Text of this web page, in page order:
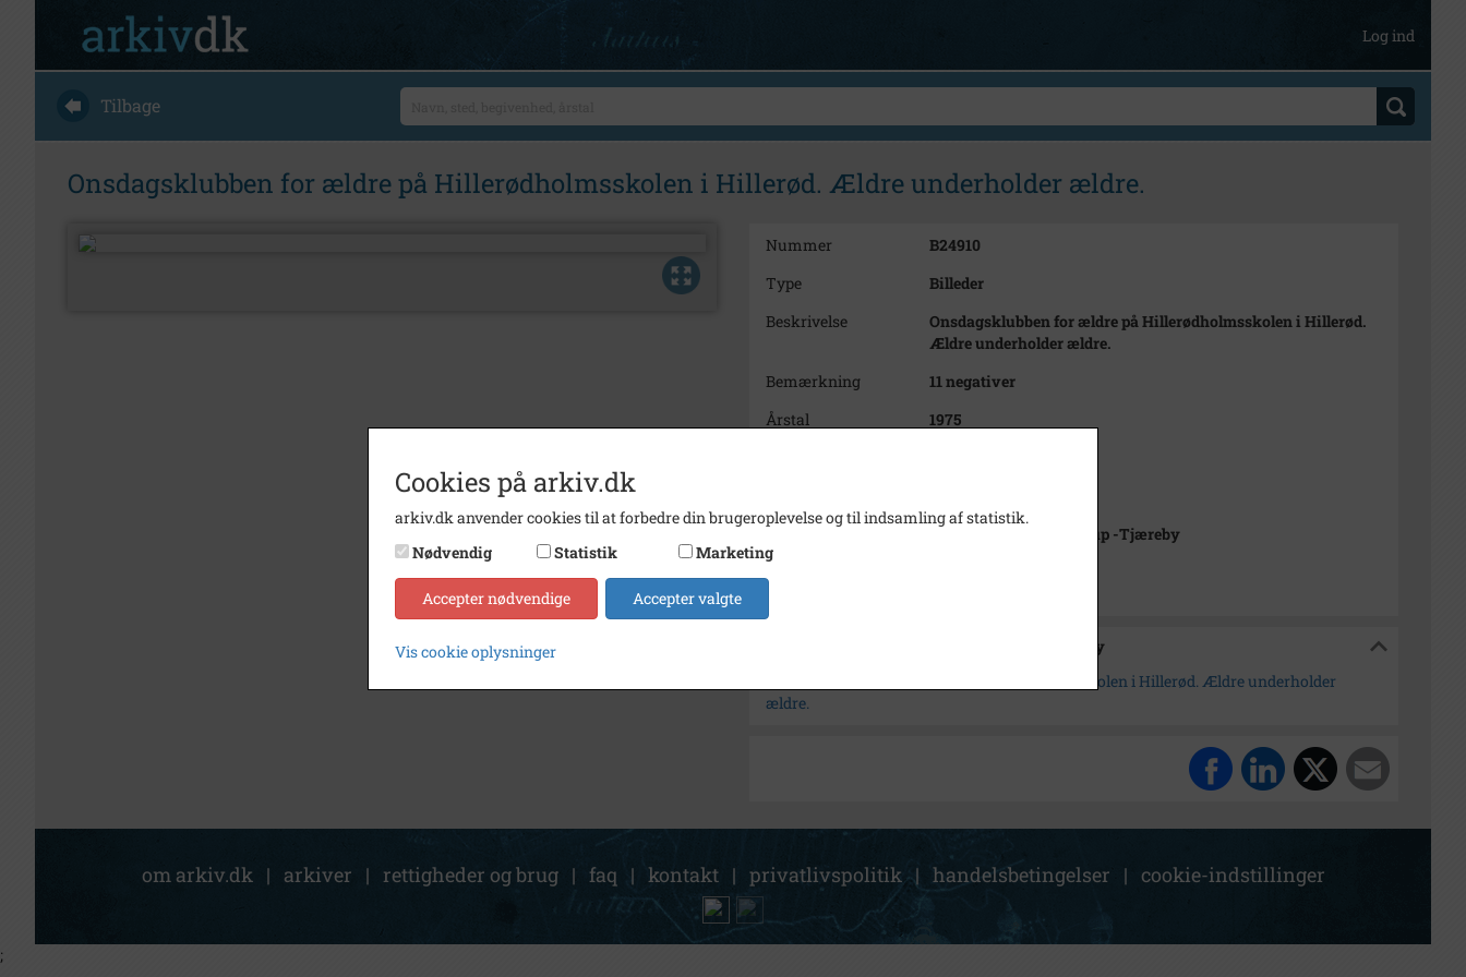
Log ind
Tilbage
Onsdagsklubben for ældre på Hillerødholmsskolen i Hillerød. Ældre underholder ældre.
Nummer
B24910
Type
Billeder
Beskrivelse
Onsdagsklubben for ældre på Hillerødholmsskolen i Hillerød.
Ældre underholder ældre.
Bemærkning
11 negativer
Årstal
1975
Arkiv
Lokalarkivet Alsønderup -Tjæreby
Søg videre i Lokalarkivet Alsønderup -Tjæreby
Onsdagsklubben for ældre på Hillerødholmsskolen i Hillerød. Ældre underholder
ældre.
om arkiv.dk | arkiver | rettigheder og brug | faq | kontakt | privatlivspolitik | handelsbetingelser | cookie-indstillinger
Cookies på arkiv.dk
arkiv.dk anvender cookies til at forbedre din brugeroplevelse og til indsamling af statistik.
Nødvendig
Statistik Marketing
Accepter nødvendige Accepter valgte
Vis cookie oplysninger
;